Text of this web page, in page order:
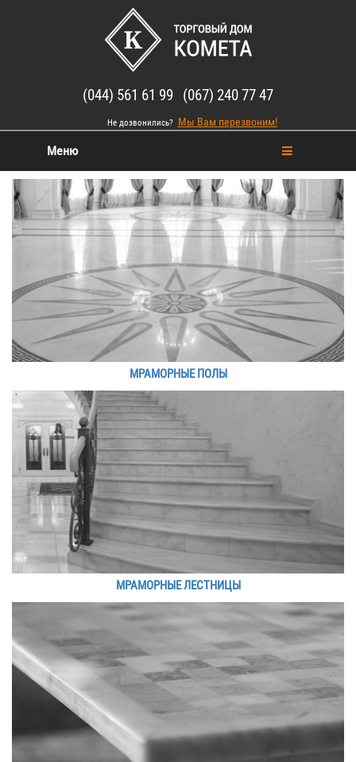
(044) 561 61 99 (067) 240 77 47
Не дозвонились? Мы Вам перезвоним!
Меню
МРАМОРНЫЕ ПОЛЫ
МРАМОРНЫЕ ЛЕСТНИЦЫ